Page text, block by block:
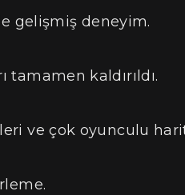
gelişmiş deneyim.
tamamen kaldırıldı.
ve çok oyunculu